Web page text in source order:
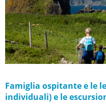
Famiglia ospitante e le
individuali) e le